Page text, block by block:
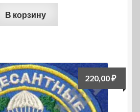
В корзину
220,00₽